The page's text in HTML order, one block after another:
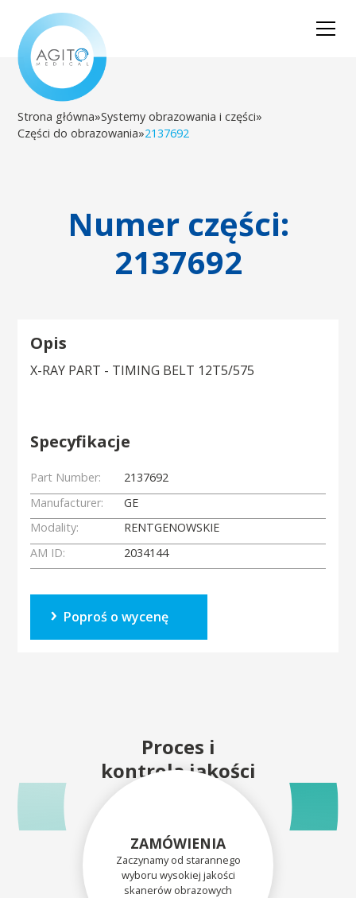
Strona główna»Systemy obrazowania i części»
Części do obrazowania»2137692
Numer części:
2137692
Opis
X-RAY PART - TIMING BELT 12T5/575
Specyfikacje
Part Number:
2137692
Manufacturer:
GE
Modality:
RENTGENOWSKIE
AM ID:
2034144
Poproś o wycenę
Proces i
kontrola jakości
ZAMÓWIENIA
Zaczynamy od starannego
wyboru wysokiej jakości
skanerów obrazowych